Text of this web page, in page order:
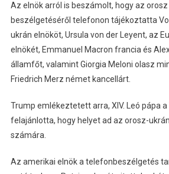
Az elnök arról is beszámolt, hogy az
beszélgetéséről telefonon tájékoztatta
ukrán elnököt, Ursula von der Leyent, az
elnökét, Emmanuel Macron francia és
államfőt, valamint Giorgia Meloni olasz
Friedrich Merz német kancellárt.
Trump emlékeztetett arra, XIV. Leó pápa
felajánlotta, hogy helyet ad az orosz-
számára.
Az amerikai elnök a telefonbeszélgetés